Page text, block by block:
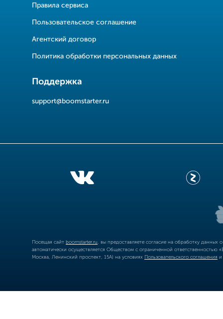
Правила сервиса
Пользовательское соглашение
Агентский договор
Политика обработки персональных данных
Поддержка
support@boomstarter.ru
Посещая сайт boomstarter.ru , вы предоставляете согласие на обработку
автоматически осуществляется Обществом с ограниченной
Москва, Ленинский проспект, 15А) на условиях Пользовательского соглашения и